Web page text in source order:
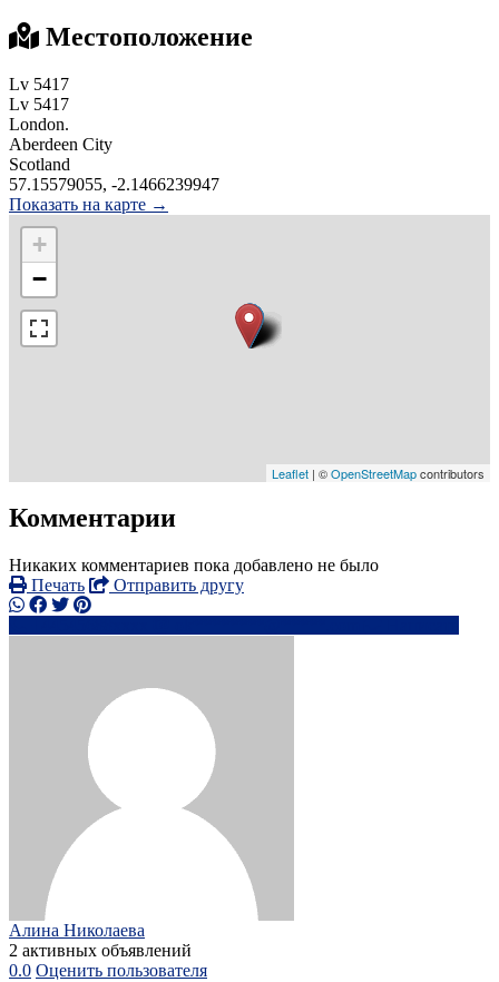
Местоположение
Lv 5417
Lv 5417
London.
Aberdeen City
Scotland
57.15579055, -2.1466239947
Показать на карте →
+
−
Leaflet | ©OpenStreetMapcontributors
Комментарии
Никаких комментариев пока добавлено не было
Печать
Отправить другу
Алина Николаева
2 активных объявлений
0.0 Оценить пользователя